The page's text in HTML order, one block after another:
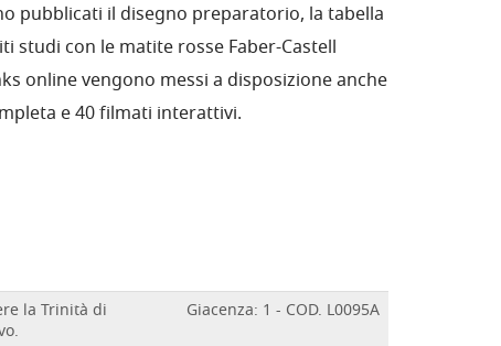
pubblicati il disegno preparatorio, la tabella
studi con le matite rosse Faber-Castell
online vengono messi a disposizione anche
e 40 filmati interattivi.
la Trinità di
Giacenza: 1 - COD. L0095A